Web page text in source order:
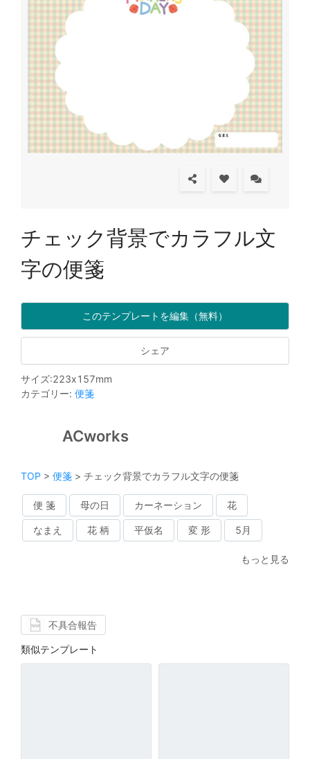
チェック背景でカラフル文
字の便箋
このテンプレートを編集（無料）
シェア
サイズ:223x157mm
カテゴリー: 便箋
ACworks
TOP > 便箋 > チェック背景でカラフル文字の便箋
便 箋 母の日 カーネーション 花
なまえ 花 柄 平仮名 変 形 5月
もっと見る
不具合報告
類似テンプレート